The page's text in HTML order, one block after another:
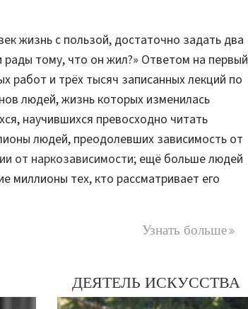
жизнь с пользой, достаточно задать два
тому, что он жил?» Ответом на первый
работ и трёх тысяч записанных лекций по
людей, жизнь которых изменилась
научившихся превосходно читать
людей, преодолевших зависимость от
от наркозависимости; ещё больше людей
миллионы тех, кто рассматривает его
Узнать больше
ДЕЯТЕЛЬ ИСКУССТВА